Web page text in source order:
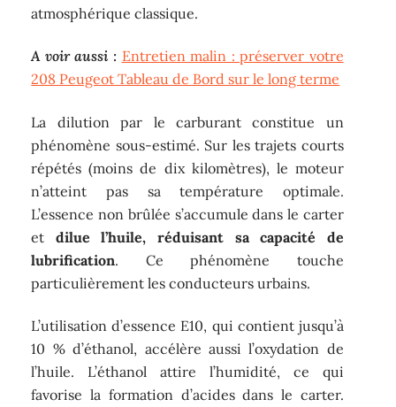
atmosphérique classique.
A voir aussi : Entretien malin : préserver votre
208 Peugeot Tableau de Bord sur le long terme
La dilution par le carburant constitue un
phénomène sous-estimé. Sur les trajets courts
répétés (moins de dix kilomètres), le moteur
n’atteint pas sa température optimale.
L’essence non brûlée s’accumule dans le carter
et dilue l’huile, réduisant sa capacité de
lubrification. Ce phénomène touche
particulièrement les conducteurs urbains.
L’utilisation d’essence E10, qui contient jusqu’à
10 % d’éthanol, accélère aussi l’oxydation de
l’huile. L’éthanol attire l’humidité, ce qui
favorise la formation d’acides dans le carter.